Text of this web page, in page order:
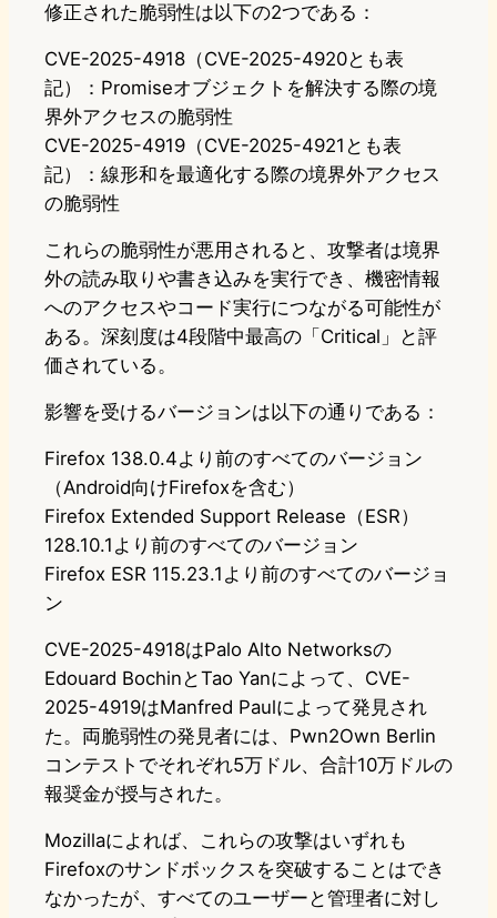
修正された脆弱性は以下の2つである：
CVE-2025-4918（CVE-2025-4920とも表
記）：Promiseオブジェクトを解決する際の境
界外アクセスの脆弱性
CVE-2025-4919（CVE-2025-4921とも表
記）：線形和を最適化する際の境界外アクセス
の脆弱性
これらの脆弱性が悪用されると、攻撃者は境界
外の読み取りや書き込みを実行でき、機密情報
へのアクセスやコード実行につながる可能性が
ある。深刻度は4段階中最高の「Critical」と評
価されている。
影響を受けるバージョンは以下の通りである：
Firefox 138.0.4より前のすべてのバージョン
（Android向けFirefoxを含む）
Firefox Extended Support Release（ESR）
128.10.1より前のすべてのバージョン
Firefox ESR 115.23.1より前のすべてのバージョ
ン
CVE-2025-4918はPalo Alto Networksの
Edouard BochinとTao Yanによって、CVE-
2025-4919はManfred Paulによって発見され
た。両脆弱性の発見者には、Pwn2Own Berlin
コンテストでそれぞれ5万ドル、合計10万ドルの
報奨金が授与された。
Mozillaによれば、これらの攻撃はいずれも
Firefoxのサンドボックスを突破することはでき
なかったが、すべてのユーザーと管理者に対し